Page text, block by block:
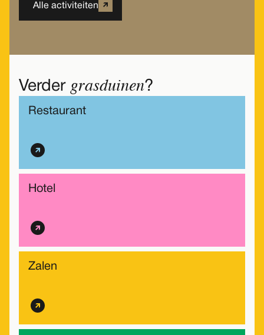
Alle activiteiten
Verder grasduinen?
Restaurant
Hotel
Zalen